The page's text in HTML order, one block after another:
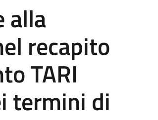
alla
recapito
TARI
termini di